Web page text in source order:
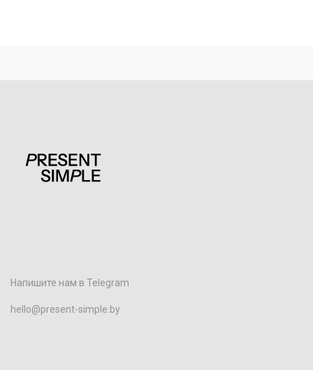
Напишите нам в Telegram
hello@present-simple.by